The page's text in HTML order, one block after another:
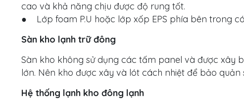
cao và khả năng chịu được độ rung tốt.
● Lớp foam P.U hoặc lớp xốp EPS phía bên trong
Sàn kho lạnh trữ đông
Sàn kho không sử dụng các tấm panel và được xây
lớn. Nên kho được xây và lót cách nhiệt để bảo
Hệ thống lạnh kho đông lạnh